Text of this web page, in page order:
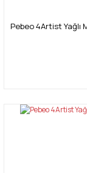
Pebeo 4Artist Yağlı